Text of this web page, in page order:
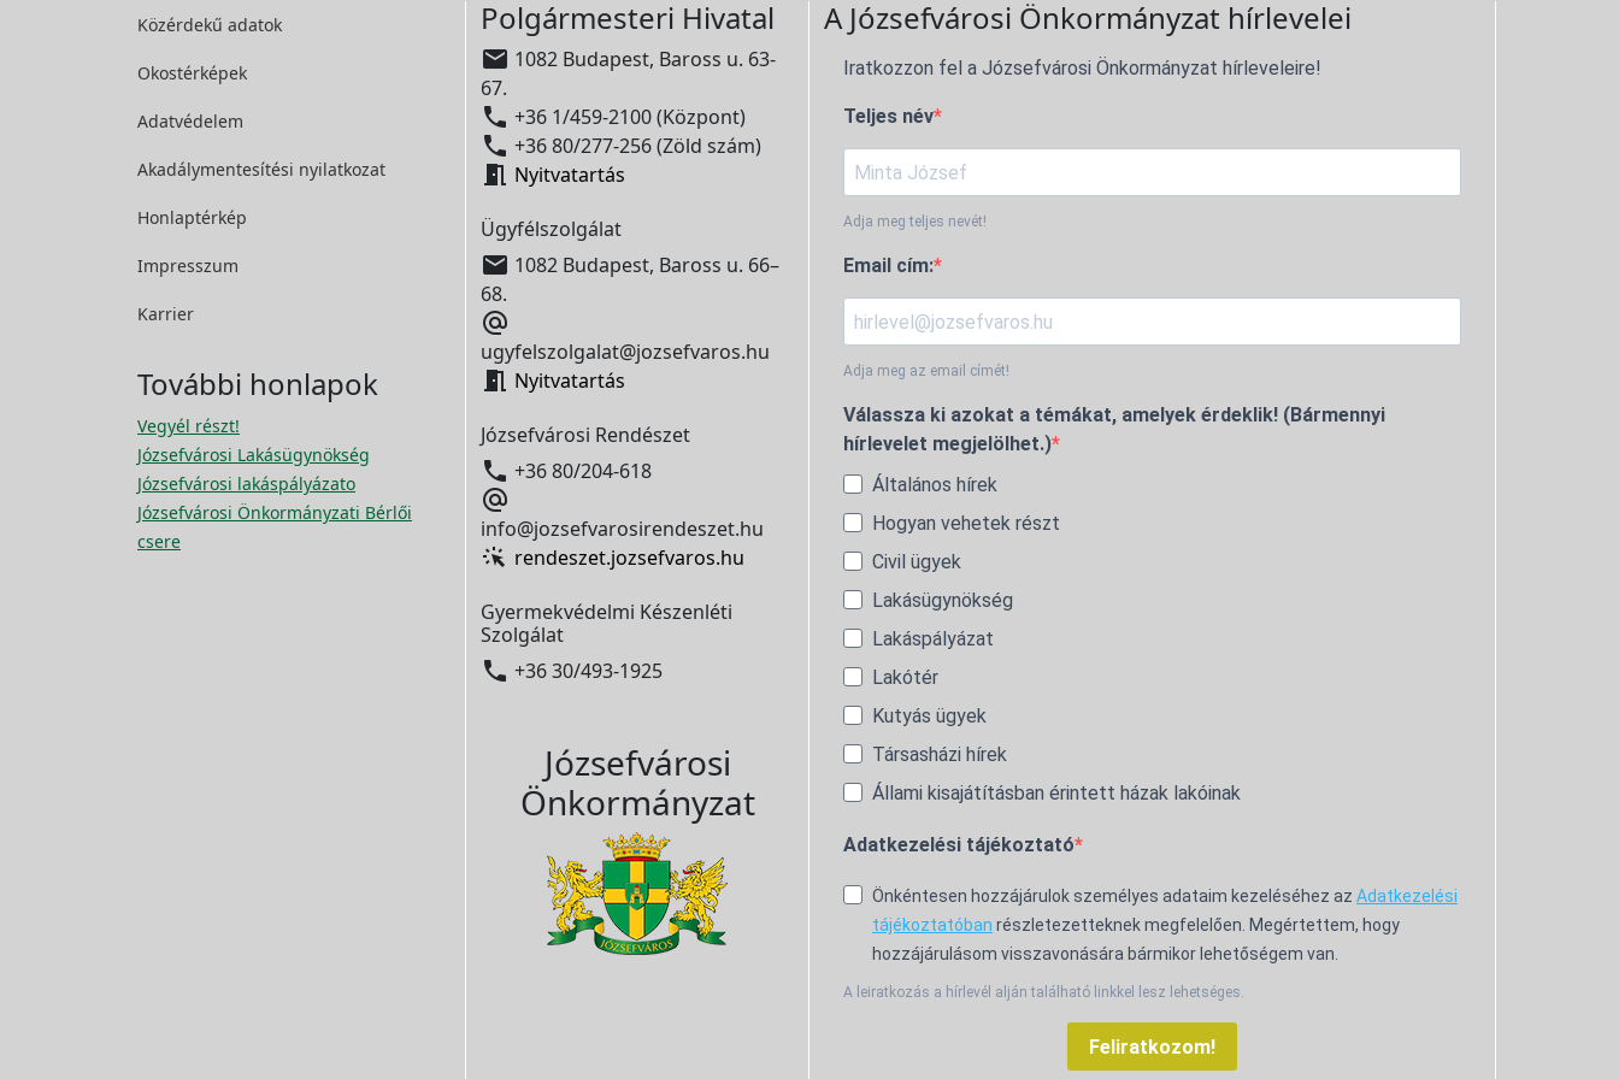
Közérdekű adatok
Okostérképek
Adatvédelem
Akadálymentesítési nyilatkozat
Honlaptérkép
Impresszum
Karrier
További honlapok
Vegyél részt!
Józsefvárosi Lakásügynökség
Józsefvárosi lakáspályázato
Józsefvárosi Önkormányzati Bérlői
csere
Polgármesteri Hivatal
 1082 Budapest, Baross u. 63-
67.
 +36 1/459-2100 (Központ)
 +36 80/277-256 (Zöld szám)
 Nyitvatartás
Ügyfélszolgálat
 1082 Budapest, Baross u. 66–
68.

ugyfelszolgalat@jozsefvaros.hu
 Nyitvatartás
Józsefvárosi Rendészet
 +36 80/204-618

info@jozsefvarosirendeszet.hu
rendeszet.jozsefvaros.hu
Gyermekvédelmi Készenléti
Szolgálat
 +36 30/493-1925
Józsefvárosi
Önkormányzat
A Józsefvárosi Önkormányzat hírlevelei
Iratkozzon fel a Józsefvárosi Önkormányzat hírleveleire!
Teljes név
Adja meg teljes nevét!
Email cím:
Adja meg az email címét!
Válassza ki azokat a témákat, amelyek érdeklik! (Bármennyi
hírlevelet megjelölhet.)
Általános hírek
Hogyan vehetek részt
Civil ügyek
Lakásügynökség
Lakáspályázat
Lakótér
Kutyás ügyek
Társasházi hírek
Állami kisajátításban érintett házak lakóinak
Adatkezelési tájékoztató
Önkéntesen hozzájárulok személyes adataim kezeléséhez az Adatkezelési
tájékoztatóban részletezetteknek megfelelően. Megértettem, hogy
hozzájárulásom visszavonására bármikor lehetőségem van.
A leiratkozás a hírlevél alján található linkkel lesz lehetséges.
Feliratkozom!